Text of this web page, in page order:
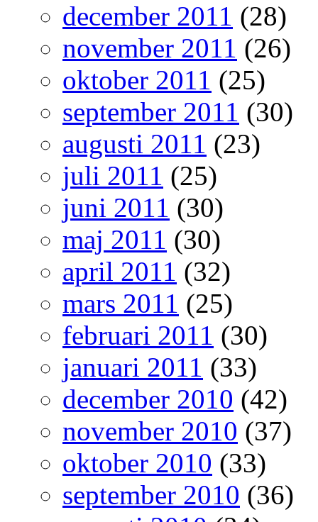
december 2011 (28)
november 2011 (26)
oktober 2011 (25)
september 2011 (30)
augusti 2011 (23)
juli 2011 (25)
juni 2011 (30)
maj 2011 (30)
april 2011 (32)
mars 2011 (25)
februari 2011 (30)
januari 2011 (33)
december 2010 (42)
november 2010 (37)
oktober 2010 (33)
september 2010 (36)